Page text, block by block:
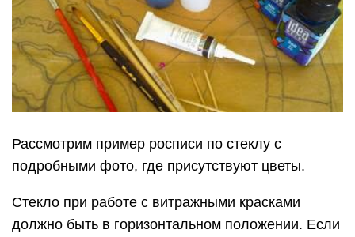
Рассмотрим пример росписи по стеклу с
подробными фото, где присутствуют цветы.
Стекло при работе с витражными красками
должно быть в горизонтальном положении. Если